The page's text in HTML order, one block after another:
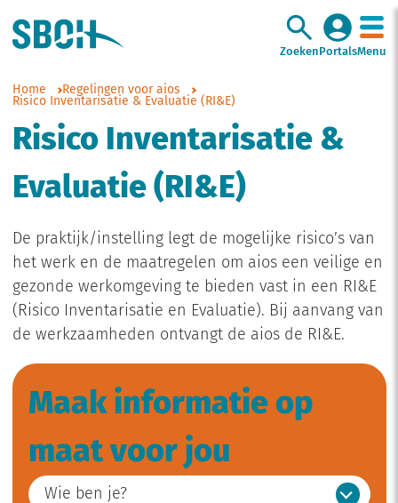
Zoeken PortalsMenu
Home
Regelingen voor aios
Risico Inventarisatie & Evaluatie (RI&E)
Risico Inventarisatie &
Evaluatie (RI&E)
De praktijk/instelling legt de mogelijke risico’s van
het werk en de maatregelen om aios een veilige en
gezonde werkomgeving te bieden vast in een RI&E
(Risico Inventarisatie en Evaluatie). Bij aanvang van
de werkzaamheden ontvangt de aios de RI&E.
Maak informatie op
maat voor jou
Wie ben je?